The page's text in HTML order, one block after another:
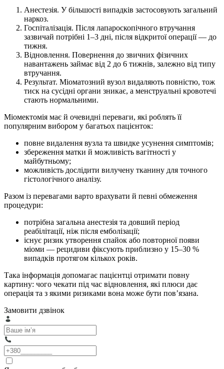
Анестезія. У більшості випадків застосовують загальний
наркоз.
Госпіталізація. Після лапароскопічного втручання
зазвичай потрібні 1–3 дні, після відкритої операції — до
тижня.
Відновлення. Повернення до звичних фізичних
навантажень займає від 2 до 6 тижнів, залежно від типу
втручання.
Результат. Міоматозний вузол видаляють повністю, тож
тиск на сусідні органи зникає, а менструальні кровотечі
стають нормальними.
Міомектомія має й очевидні переваги, які роблять її
популярним вибором у багатьох пацієнток:
повне видалення вузла та швидке усунення симптомів;
збереження матки й можливість вагітності у
майбутньому;
можливість дослідити вилучену тканину для точного
гістологічного аналізу.
Разом із перевагами варто врахувати й певні обмеження
процедури:
потрібна загальна анестезія та довший період
реабілітації, ніж після емболізації;
існує ризик утворення спайок або повторної появи
міоми — рецидиви фіксують приблизно у 15–30 %
випадків протягом кількох років.
Така інформація допомагає пацієнтці отримати повну
картину: чого чекати під час відновлення, які плюси дає
операція та з якими ризиками вона може бути пов’язана.
Замовити дзвінок